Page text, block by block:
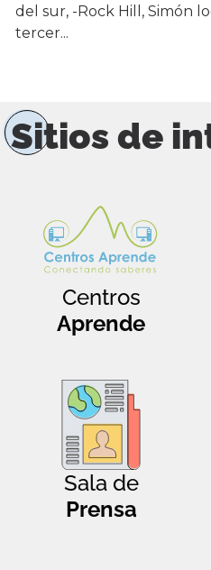
del sur, -Rock Hill, Simón
tercer...
Sitios de
Centros
Aprende
Sala de
Prensa